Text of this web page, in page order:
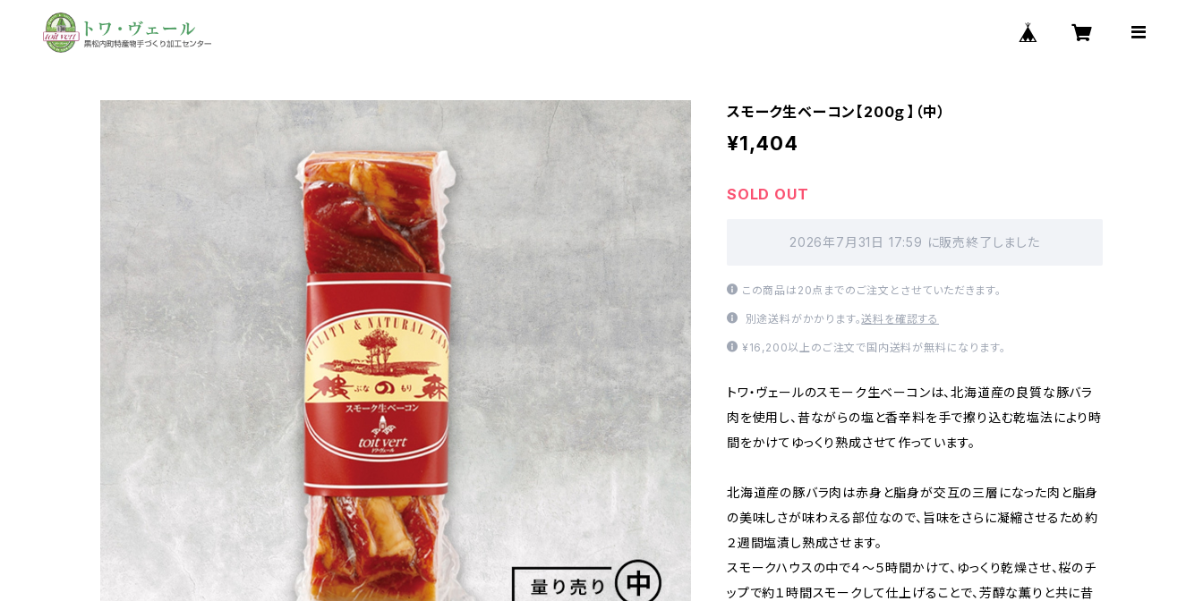
スモーク生ベーコン【200ｇ】（中）
¥1,404
SOLD OUT
2026年7月31日 17:59 に販売終了しました
この商品は20点までのご注文とさせていただきます。
別途送料がかかります。送料を確認する
¥16,200以上のご注文で国内送料が無料になります。
トワ・ヴェールのスモーク生ベーコンは、北海道産の良質な豚バラ
肉を使用し、昔ながらの塩と香辛料を手で擦り込む乾塩法により時
間をかけてゆっくり熟成させて作っています。
北海道産の豚バラ肉は赤身と脂身が交互の三層になった肉と脂身
の美味しさが味わえる部位なので、旨味をさらに凝縮させるため約
２週間塩漬し熟成させます。
スモークハウスの中で４～５時間かけて、ゆっくり乾燥させ、桜のチ
ップで約１時間スモークして仕上げることで、芳醇な薫りと共に昔